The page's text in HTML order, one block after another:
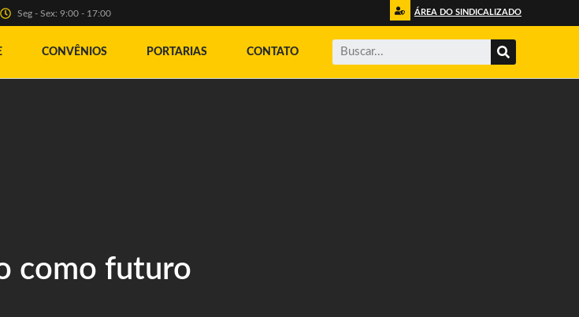
Seg - Sex: 9:00 - 17:00 ÁREA DO SINDICALIZADO
CONVÊNIOS PORTARIAS CONTATO
como futuro